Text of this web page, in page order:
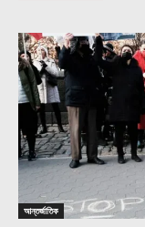
আন্তর্জাতিক